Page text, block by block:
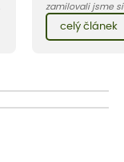
zamilovali jsme
Evropy. Koneckonců, i Petr Hapka
slavnou písničku
zpěvačky Hany
celý článek